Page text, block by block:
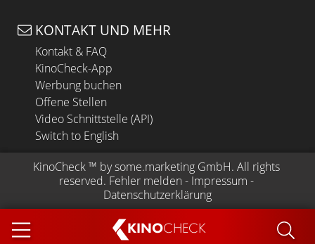
KINOCHECK
KONTAKT UND MEHR
Kontakt & FAQ
KinoCheck-App
Werbung buchen
Offene Stellen
Video Schnittstelle (API)
Switch to English
KinoCheck ™ by some.marketing GmbH. All rights
reserved. Fehler melden - Impressum -
Datenschutzerklärung